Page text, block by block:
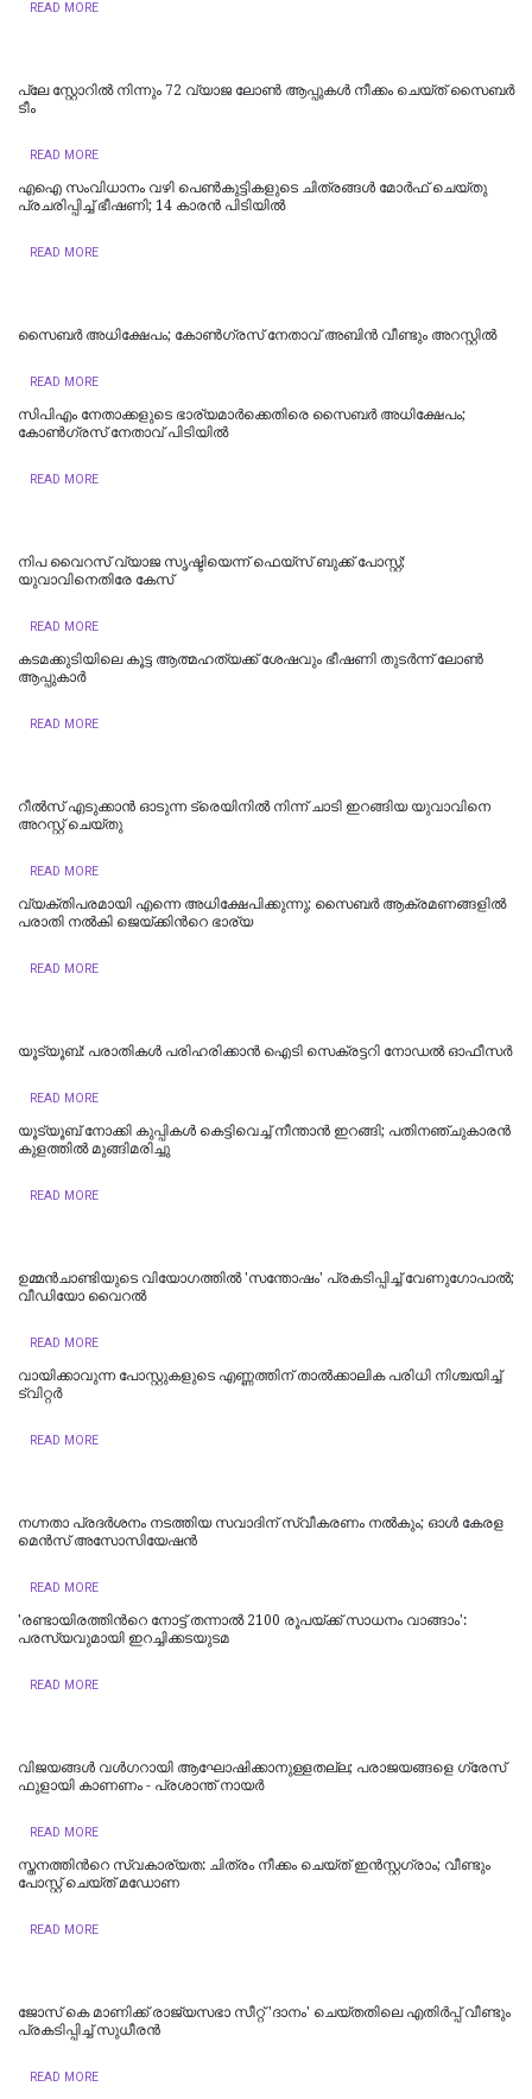
READ MORE
പ്ലേ സ്റ്റോറില്‍ നിന്നും 72 വ്യാജ ലോണ്‍ ആപ്പുകള്‍ നീക്കം ചെയ്ത് സൈബര്‍
ടീം
READ MORE
എഐ സംവിധാനം വഴി പെണ്‍കുട്ടികളുടെ ചിത്രങ്ങള്‍ മോര്‍ഫ് ചെയ്തു
പ്രചരിപ്പിച്ച് ഭീഷണി; 14 കാരന്‍ പിടിയില്‍
READ MORE
സൈബർ അധിക്ഷേപം; കോണ്‍ഗ്രസ് നേതാവ് അബിന്‍ വീണ്ടും അറസ്റ്റിൽ
READ MORE
സിപിഎം നേതാക്കളുടെ ഭാര്യമാർക്കെതിരെ സൈബർ അധിക്ഷേപം;
കോൺഗ്രസ് നേതാവ് പിടിയിൽ
READ MORE
നിപ വൈറസ് വ്യാജ സൃഷ്ടിയെന്ന് ഫെയ്സ് ബുക്ക് പോസ്റ്റ്;
യുവാവിനെതിരേ കേസ്
READ MORE
കടമക്കുടിയിലെ കൂട്ട ആത്മഹത്യക്ക് ശേഷവും ഭീഷണി തുടർന്ന് ലോൺ
ആപ്പുകാര്‍
READ MORE
റീല്‍സ് എടുക്കാൻ ഓടുന്ന ട്രെയിനിൽ നിന്ന് ചാടി ഇറങ്ങിയ യുവാവിനെ
അറസ്റ്റ് ചെയ്തു
READ MORE
വ്യക്തിപരമായി എന്നെ അധിക്ഷേപിക്കുന്നു; സൈബർ ആക്രമണങ്ങളിൽ
പരാതി നൽകി ജെയ്ക്കിന്‍റെ ഭാര്യ
READ MORE
യൂട്യൂബ്: പരാതികള്‍ പരിഹരിക്കാന്‍ ഐടി സെക്രട്ടറി നോഡല്‍ ഓഫീസര്‍
READ MORE
യൂട്യൂബ് നോക്കി കുപ്പികൾ കെട്ടിവെച്ച് നീന്താൻ ഇറങ്ങി; പതിനഞ്ചുകാരൻ
കുളത്തിൽ മുങ്ങിമരിച്ചു
READ MORE
ഉമ്മന്‍ചാണ്ടിയുടെ വിയോഗത്തില്‍ 'സന്തോഷം' പ്രകടിപ്പിച്ച് വേണുഗോപാല്‍;
വീ‍ഡിയോ വൈറല്‍
READ MORE
വാ​യി​ക്കാ​വു​ന്ന പോ​സ്റ്റു​ക​ളു​ടെ എ​ണ്ണ​ത്തി​ന് താ​ൽ​ക്കാ​ലി​ക പ​രി​ധി നി​ശ്ച​യി​ച്ച്
ട്വിറ്റർ
READ MORE
നഗ്നതാ പ്രദര്‍ശനം നടത്തിയ സവാദിന് സ്വീകരണം നല്‍കും; ഓൾ കേരള
മെൻസ് അസോസിയേഷൻ
READ MORE
'രണ്ടായിരത്തിന്‍റെ നോട്ട് തന്നാൽ 2100 രൂപയ്‍ക്ക് സാധനം വാങ്ങാം':
പരസ്യവുമായി ഇറച്ചിക്കടയുടമ
READ MORE
വിജയങ്ങൾ വൾഗറായി ആഘോഷിക്കാനുള്ളതല്ല; പരാജയങ്ങളെ ഗ്രേസ്
ഫുളായി കാണണം - പ്രശാന്ത് നായർ
READ MORE
സ്തനത്തിന്‍റെ സ്വകാര്യത: ചിത്രം നീക്കം ചെയ്ത് ഇൻസ്റ്റഗ്രാം; വീണ്ടും
പോസ്റ്റ് ചെയ്ത് മഡോണ
READ MORE
ജോസ് കെ മാണിക്ക് രാജ്യസഭാ സീറ്റ് 'ദാനം' ചെയ്തതിലെ എതിര്‍പ്പ് വീണ്ടും
പ്രകടിപ്പിച്ച് സുധീരന്‍
READ MORE